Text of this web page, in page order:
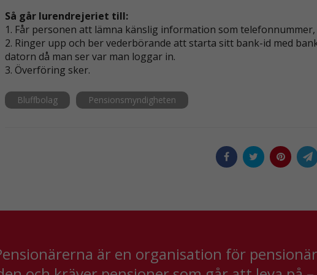
Så går lurendrejeriet till:
1. Får personen att lämna känslig information som
2. Ringer upp och ber vederbörande att starta sitt bank-id med
datorn då man ser var man loggar in.
3. Överföring sker.
Bluffbolag Pensionsmyndigheten
är en organisation för
taget ska
Statistik